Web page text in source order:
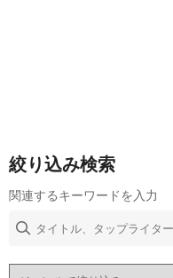
絞り込み検索
関連するキーワードを入力